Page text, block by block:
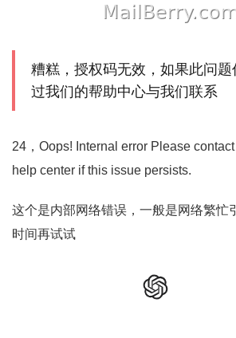
糟糕，授权码无效，如果此问题
过我们的帮助中心与我们联系
24，Oops! Internal error Please
help center if this issue persists.
这个是内部网络错误，一般是网络繁忙
时间再试试